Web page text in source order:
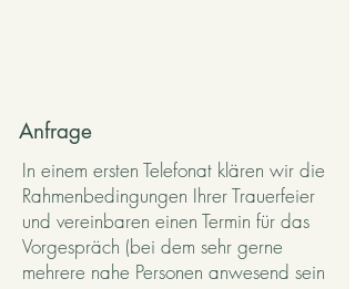
Anfrage
In einem ersten Telefonat klären wir die
Rahmenbedingungen Ihrer Trauerfeier
und vereinbaren einen Termin für das
Vorgespräch (bei dem sehr gerne
mehrere nahe Personen anwesend sein